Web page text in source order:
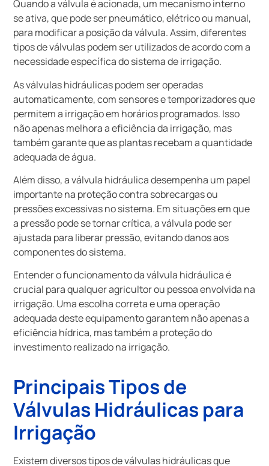
Quando a válvula é acionada, um mecanismo interno
se ativa, que pode ser pneumático, elétrico ou manual,
para modificar a posição da válvula. Assim, diferentes
tipos de válvulas podem ser utilizados de acordo com a
necessidade específica do sistema de irrigação.
As válvulas hidráulicas podem ser operadas
automaticamente, com sensores e temporizadores que
permitem a irrigação em horários programados. Isso
não apenas melhora a eficiência da irrigação, mas
também garante que as plantas recebam a quantidade
adequada de água.
Além disso, a válvula hidráulica desempenha um papel
importante na proteção contra sobrecargas ou
pressões excessivas no sistema. Em situações em que
a pressão pode se tornar crítica, a válvula pode ser
ajustada para liberar pressão, evitando danos aos
componentes do sistema.
Entender o funcionamento da válvula hidráulica é
crucial para qualquer agricultor ou pessoa envolvida na
irrigação. Uma escolha correta e uma operação
adequada deste equipamento garantem não apenas a
eficiência hídrica, mas também a proteção do
investimento realizado na irrigação.
Principais Tipos de
Válvulas Hidráulicas para
Irrigação
Existem diversos tipos de válvulas hidráulicas que